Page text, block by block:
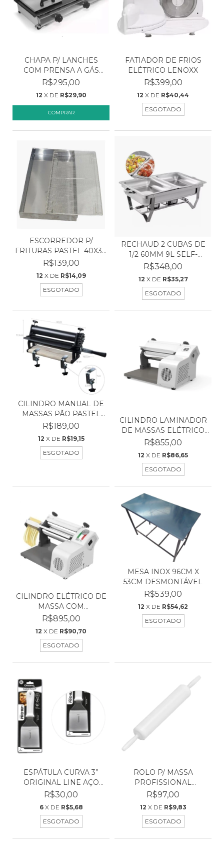
CHAPA P/ LANCHES
COM PRENSA A GÁS
60X30C...
R$295,00
12 X DE R$29,90
FATIADOR DE FRIOS
ELÉTRICO LENOXX
R$399,00
12 X DE R$40,44
ESGOTADO
ESCORREDOR P/
FRITURAS PASTEL 40X30
AÇO...
R$139,00
12 X DE R$14,09
ESGOTADO
RECHAUD 2 CUBAS DE
1/2 60MM 9L SELF-
SERV...
R$348,00
12 X DE R$35,27
ESGOTADO
CILINDRO MANUAL DE
MASSAS PÃO PASTEL
PIZ...
R$189,00
12 X DE R$19,15
ESGOTADO
CILINDRO LAMINADOR
DE MASSAS ELÉTRICO
PR...
R$855,00
12 X DE R$86,65
ESGOTADO
CILINDRO ELÉTRICO DE
MASSA COM
CORTADOR...
R$895,00
12 X DE R$90,70
ESGOTADO
MESA INOX 96CM X
53CM DESMONTÁVEL
R$539,00
12 X DE R$54,62
ESGOTADO
ESPÁTULA CURVA 3”
ORIGINAL LINE AÇO
INOX
R$30,00
6 X DE R$5,68
ESGOTADO
ROLO P/ MASSA
PROFISSIONAL
POLIETILENO 6...
R$97,00
12 X DE R$9,83
ESGOTADO